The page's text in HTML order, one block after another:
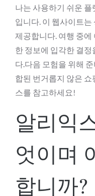
나는 사용하기 쉬운
입니다. 이 웹사이트
제공합니다. 여행 중에
한 정보에 입각한 결
다.다음 모험을 위해
합된 번거롭지 않은
스를 참고하세요!
알리익
엇이며
합니까?